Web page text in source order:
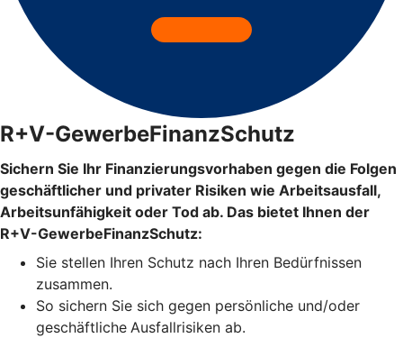
R+V-GewerbeFinanzSchutz
Sichern Sie Ihr Finanzierungsvorhaben gegen die Folgen
geschäftlicher und privater Risiken wie Arbeitsausfall,
Arbeitsunfähigkeit oder Tod ab. Das bietet Ihnen der
R+V-GewerbeFinanzSchutz:
Sie stellen Ihren Schutz nach Ihren Bedürfnissen
zusammen.
So sichern Sie sich gegen persönliche und/oder
geschäftliche Ausfallrisiken ab.